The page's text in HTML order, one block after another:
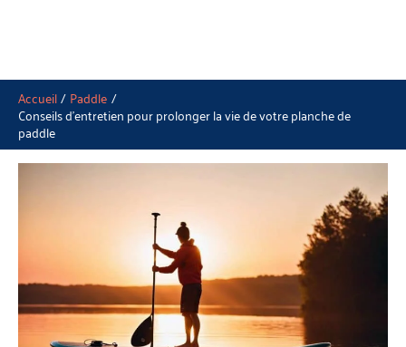
Accueil Paddle
Conseils d’entretien pour prolonger la vie de votre planche de
paddle